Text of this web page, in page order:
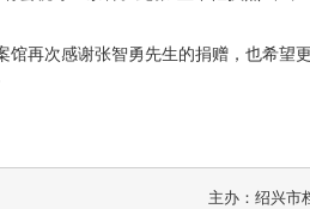
馆再次感谢张智勇先生的捐赠，也希望
主办：绍兴市